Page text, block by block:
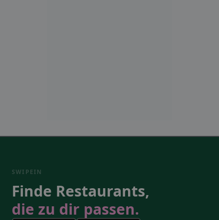
SWIPEIN
Finde Restaurants,
die zu dir passen.